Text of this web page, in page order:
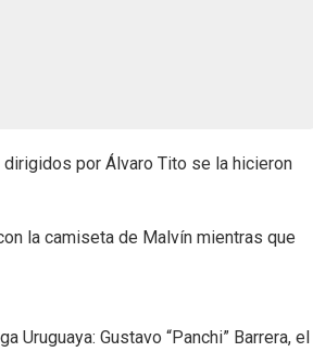
por Álvaro Tito se la hicieron
la camiseta de Malvín mientras que
Gustavo “Panchi” Barrera, el